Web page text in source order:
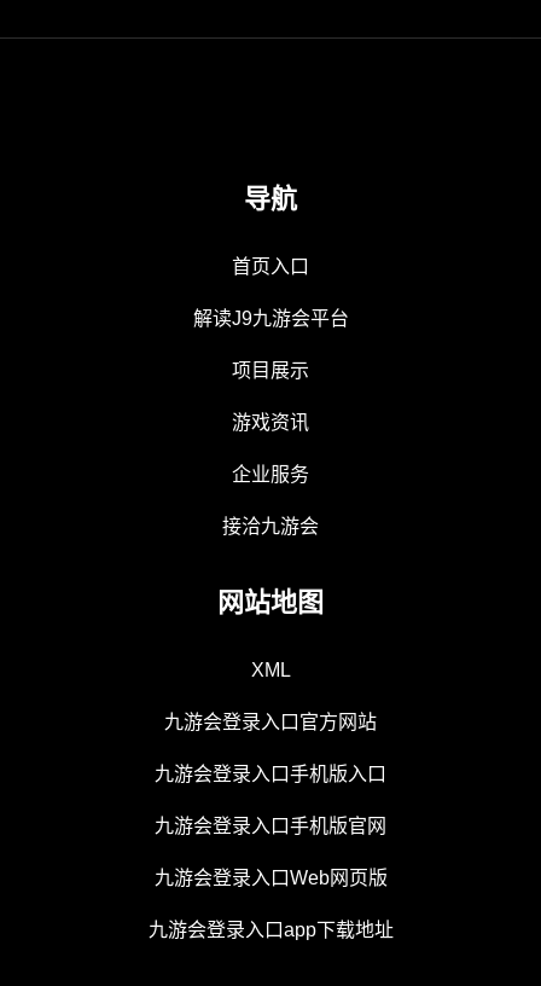
导航
首页入口
解读J9九游会平台
项目展示
游戏资讯
企业服务
接洽九游会
网站地图
XML
九游会登录入口官方网站
九游会登录入口手机版入口
九游会登录入口手机版官网
九游会登录入口Web网页版
九游会登录入口app下载地址